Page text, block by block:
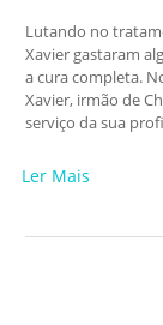
Lutando no
Xavier gastaram
a cura completa.
Xavier, irmão de
serviço da sua
Ler Mais